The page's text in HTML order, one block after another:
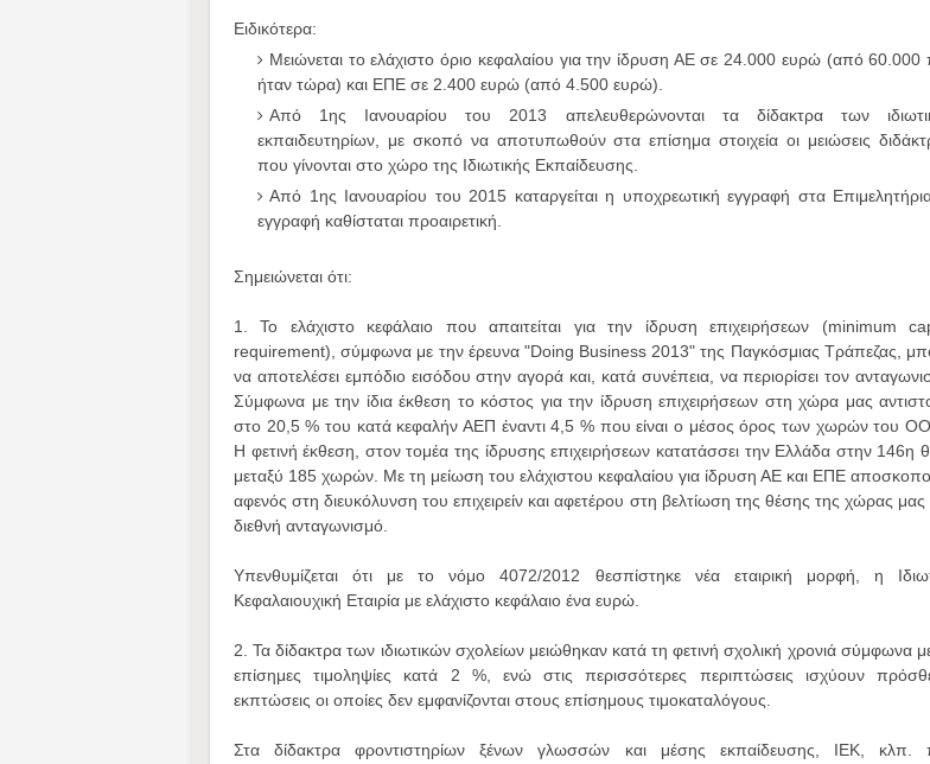
Ειδικότερα:
Μειώνεται το ελάχιστο όριο κεφαλαίου για την ίδρυση ΑΕ σε 24.000 ευρώ (από 60.000
ήταν τώρα) και ΕΠΕ σε 2.400 ευρώ (από 4.500 ευρώ).
Από 1ης Ιανουαρίου του 2013 απελευθερώνονται τα δίδακτρα των
εκπαιδευτηρίων, με σκοπό να αποτυπωθούν στα επίσημα στοιχεία οι μειώσεις
που γίνονται στο χώρο της Ιδιωτικής Εκπαίδευσης.
Από 1ης Ιανουαρίου του 2015 καταργείται η υποχρεωτική εγγραφή στα
εγγραφή καθίσταται προαιρετική.
Σημειώνεται ότι:
1. Το ελάχιστο κεφάλαιο που απαιτείται για την ίδρυση επιχειρήσεων (minimum
requirement), σύμφωνα με την έρευνα "Doing Business 2013" της Παγκόσμιας Τράπεζας,
να αποτελέσει εμπόδιο εισόδου στην αγορά και, κατά συνέπεια, να περιορίσει τον
Σύμφωνα με την ίδια έκθεση το κόστος για την ίδρυση επιχειρήσεων στη χώρα μας
στο 20,5 % του κατά κεφαλήν ΑΕΠ έναντι 4,5 % που είναι ο μέσος όρος των χωρών του
Η φετινή έκθεση, στον τομέα της ίδρυσης επιχειρήσεων κατατάσσει την Ελλάδα στην 146η
μεταξύ 185 χωρών. Με τη μείωση του ελάχιστου κεφαλαίου για ίδρυση ΑΕ και ΕΠΕ
αφενός στη διευκόλυνση του επιχειρείν και αφετέρου στη βελτίωση της θέσης της χώρας
διεθνή ανταγωνισμό.
Υπενθυμίζεται ότι με το νόμο 4072/2012 θεσπίστηκε νέα εταιρική μορφή, η
Κεφαλαιουχική Εταιρία με ελάχιστο κεφάλαιο ένα ευρώ.
2. Τα δίδακτρα των ιδιωτικών σχολείων μειώθηκαν κατά τη φετινή σχολική χρονιά σύμφωνα με
επίσημες τιμοληψίες κατά 2 %, ενώ στις περισσότερες περιπτώσεις ισχύουν
εκπτώσεις οι οποίες δεν εμφανίζονται στους επίσημους τιμοκαταλόγους.
Στα δίδακτρα φροντιστηρίων ξένων γλωσσών και μέσης εκπαίδευσης, ΙΕΚ, κλπ.